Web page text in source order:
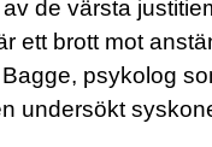
de värsta
ett brott mot
psykolog
undersökt